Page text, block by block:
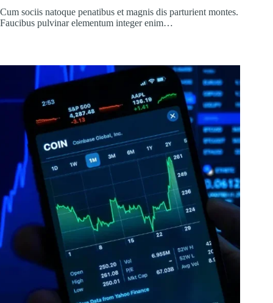
Cum sociis natoque penatibus et magnis dis parturient montes.
Faucibus pulvinar elementum integer enim…